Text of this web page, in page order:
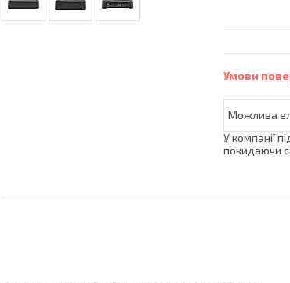
У компанії
покидаючи